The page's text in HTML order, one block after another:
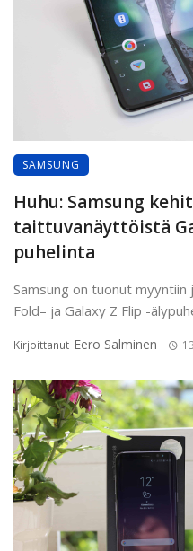
SAMSUNG
Huhu: Samsung
taittuvanäyttöistä
puhelinta
Samsung on tuonut
Fold– ja Galaxy Z Flip -
Kirjoittanut Eero Salminen